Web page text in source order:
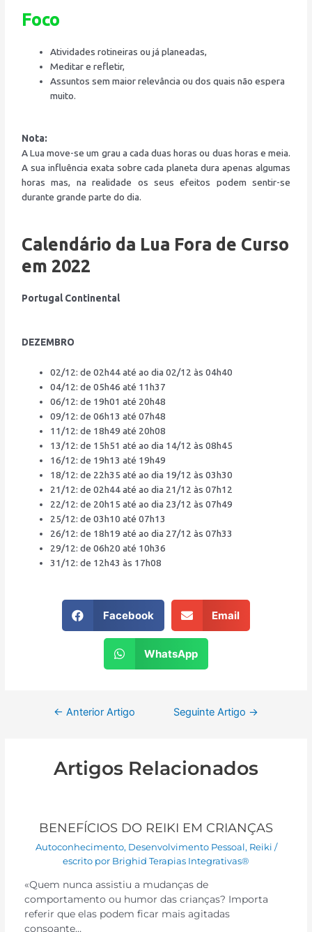
Foco
Atividades rotineiras ou já planeadas,
Meditar e refletir,
Assuntos sem maior relevância ou dos quais não espera
muito.
Nota:
A Lua move-se um grau a cada duas horas ou duas horas e meia.
A sua influência exata sobre cada planeta dura apenas algumas
horas mas, na realidade os seus efeitos podem sentir-se
durante grande parte do dia.
Calendário da Lua Fora de Curso
em 2022
Portugal Continental
DEZEMBRO
02/12: de 02h44 até ao dia 02/12 às 04h40
04/12: de 05h46 até 11h37
06/12: de 19h01 até 20h48
09/12: de 06h13 até 07h48
11/12: de 18h49 até 20h08
13/12: de 15h51 até ao dia 14/12 às 08h45
16/12: de 19h13 até 19h49
18/12: de 22h35 até ao dia 19/12 às 03h30
21/12: de 02h44 até ao dia 21/12 às 07h12
22/12: de 20h15 até ao dia 23/12 às 07h49
25/12: de 03h10 até 07h13
26/12: de 18h19 até ao dia 27/12 às 07h33
29/12: de 06h20 até 10h36
31/12: de 12h43 às 17h08
Facebook Email
WhatsApp
← Anterior Artigo Seguinte Artigo →
Artigos Relacionados
BENEFÍCIOS DO REIKI EM CRIANÇAS
Autoconhecimento, Desenvolvimento Pessoal, Reiki /
escrito por Brighid Terapias Integrativas®
«Quem nunca assistiu a mudanças de
comportamento ou humor das crianças? Importa
referir que elas podem ficar mais agitadas
consoante…